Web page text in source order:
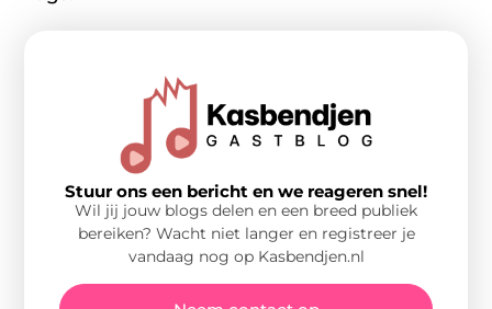
Stuur ons een bericht en we reageren snel!
Wil jij jouw blogs delen en een breed publiek
bereiken? Wacht niet langer en registreer je
vandaag nog op Kasbendjen.nl